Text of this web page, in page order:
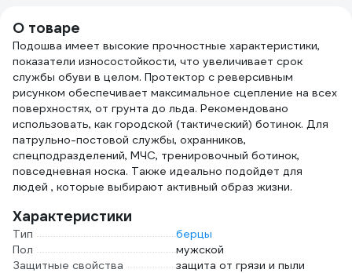
О товаре
Подошва имеет высокие прочностные характеристики,
показатели износостойкости, что увеличивает срок
службы обуви в целом. Протектор с реверсивным
рисунком обеспечивает максимальное сцепление на всех
поверхностях, от грунта до льда. Рекомендовано
использовать, как городской (тактический) ботинок. Для
патрульно-постовой службы, охранников,
спецподразделений, МЧС, тренировочный ботинок,
повседневная носка. Также идеально подойдет для
людей , которые выбирают активный образ жизни.
Характеристики
Тип
берцы
Пол
мужской
Защитные свойства
защита от грязи и пыли